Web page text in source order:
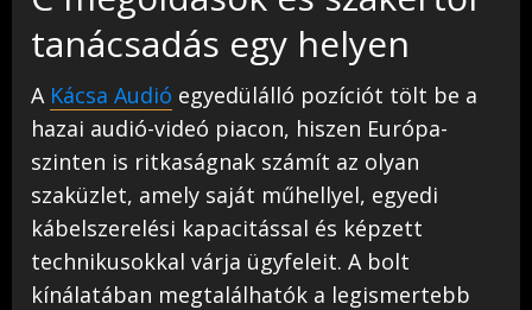
tanácsadás egy helyen
A Kácsa Audió egyedülálló pozíciót tölt be a
hazai audió-videó piacon, hiszen Európa-
szinten is ritkaságnak számít az olyan
szaküzlet, amely saját műhellyel, egyedi
kábelszerelési kapacitással és képzett
technikusokkal várja ügyfeleit. A bolt
kínálatában megtalálhatók a legismertebb